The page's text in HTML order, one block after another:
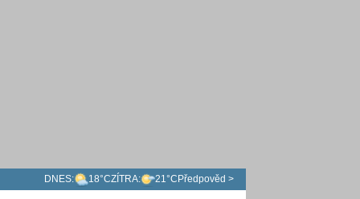
DNES: 18°CZÍTRA: 21°C Předpověd >